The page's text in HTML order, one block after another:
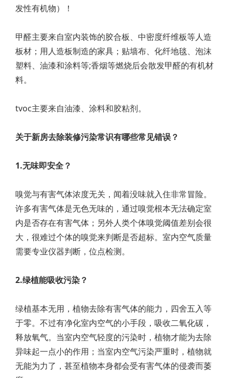
发性有机物）！
甲醛主要来自室内装饰的胶合板、中密度纤维板等人造
板材；用人造板制造的家具；贴墙布、化纤地毯、泡沫
塑料、油漆和涂料等;香烟等燃烧后会散发甲醛的有机材
料。
tvoc主要来自油漆、涂料和胶粘剂。
关于新房去除装修污染常识有哪些常见错误？
1.无味即安全？
嗅觉与有害气体浓度无关，闻着没味就入住非常冒险。
许多有害气体是无色无味的，通过嗅觉根本无法确定室
内是否存在有害气体；另外人类个体嗅觉阈值差别会很
大，很难过个体的嗅觉来判断是否超标。室内空气质量
需要专业仪器判断，位点检测。
2.绿植能吸收污染？
绿植基本无用，植物去除有害气体的能力，四舍五入等
于零。不过有净化室内空气的小手段，吸收二氧化碳，
释放氧气。当室内空气轻度的污染时，植物才能为去除
异味起一点小的作用；当室内空气污染严重时，植物就
无能为力了，甚至植物本身都会受有害气体的侵袭而萎